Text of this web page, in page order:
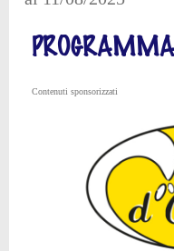
PROGRAMMA
Contenuti sponsorizzati